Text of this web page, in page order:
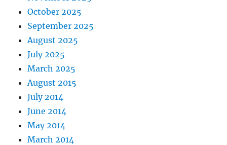
October 2025
September 2025
August 2025
July 2025
March 2025
August 2015
July 2014
June 2014
May 2014
March 2014